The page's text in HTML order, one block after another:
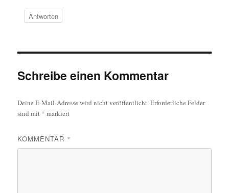
Antworten
Schreibe einen Kommentar
Deine E-Mail-Adresse wird nicht veröffentlicht. Erforderliche Felder
sind mit * markiert
KOMMENTAR *